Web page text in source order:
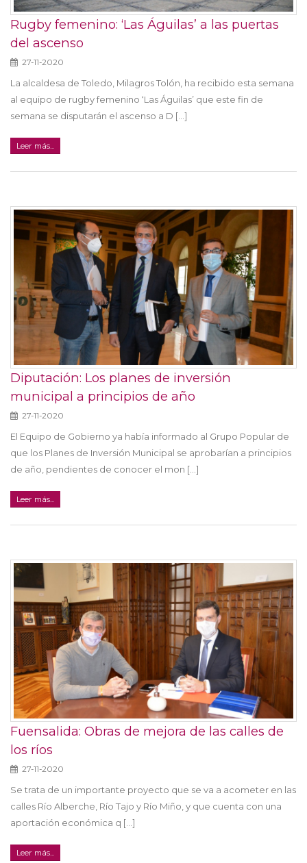
Rugby femenino: ‘Las Águilas’ a las puertas
del ascenso
27-11-2020
La alcaldesa de Toledo, Milagros Tolón, ha recibido esta semana
al equipo de rugby femenino ‘Las Águilas’ que este fin de
semana se disputarán el ascenso a D [...]
Leer más...
Diputación: Los planes de inversión
municipal a principios de año
27-11-2020
El Equipo de Gobierno ya había informado al Grupo Popular de
que los Planes de Inversión Municipal se aprobarían a principios
de año, pendientes de conocer el mon [...]
Leer más...
Fuensalida: Obras de mejora de las calles de
los ríos
27-11-2020
Se trata de un importante proyecto que se va a acometer en las
calles Río Alberche, Río Tajo y Río Miño, y que cuenta con una
aportación económica q [...]
Leer más...